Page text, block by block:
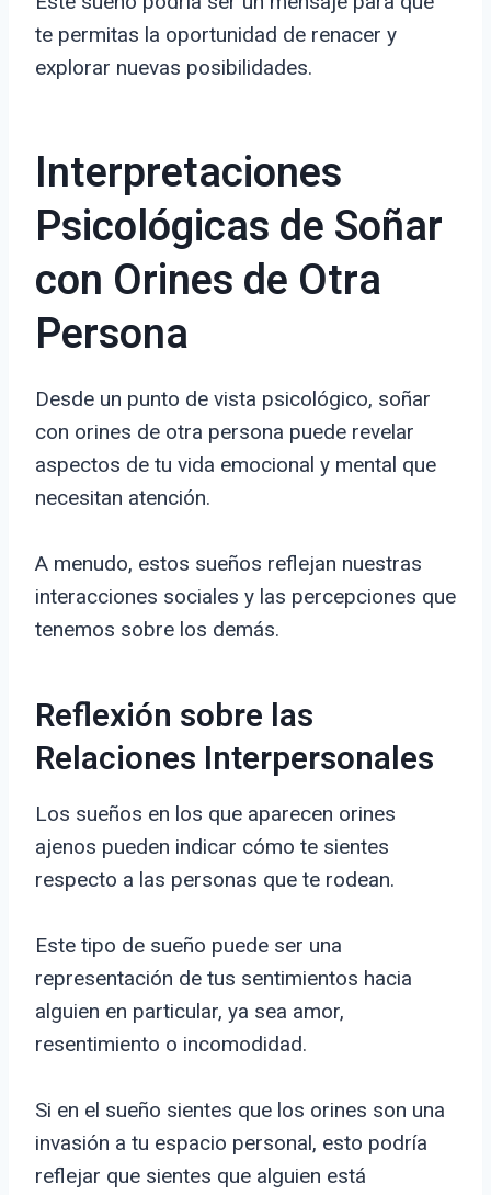
te permitas la oportunidad de renacer y
explorar nuevas posibilidades.
Interpretaciones
Psicológicas de Soñar
con Orines de Otra
Persona
Desde un punto de vista psicológico, soñar
con orines de otra persona puede revelar
aspectos de tu vida emocional y mental que
necesitan atención.
A menudo, estos sueños reflejan nuestras
interacciones sociales y las percepciones que
tenemos sobre los demás.
Reflexión sobre las
Relaciones Interpersonales
Los sueños en los que aparecen orines
ajenos pueden indicar cómo te sientes
respecto a las personas que te rodean.
Este tipo de sueño puede ser una
representación de tus sentimientos hacia
alguien en particular, ya sea amor,
resentimiento o incomodidad.
Si en el sueño sientes que los orines son una
invasión a tu espacio personal, esto podría
reflejar que sientes que alguien está